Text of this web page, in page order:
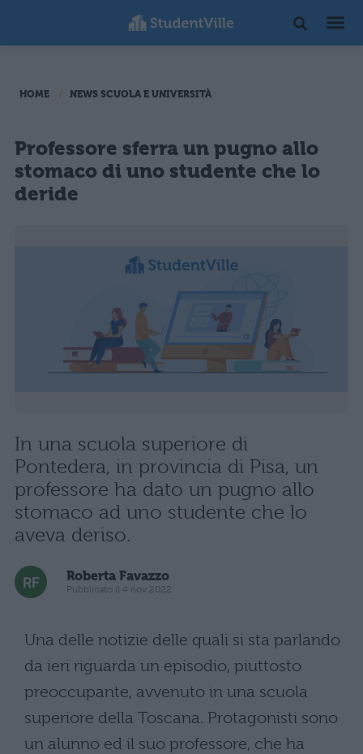
HOME NEWS SCUOLA E UNIVERSITÀ
Professore sferra un pugno allo
stomaco di uno studente che lo
deride
In una scuola superiore di
Pontedera, in provincia di Pisa, un
professore ha dato un pugno allo
stomaco ad uno studente che lo
aveva deriso.
Roberta Favazzo
Pubblicato il 4 nov 2022
Una delle notizie delle quali si sta parlando
da ieri riguarda un episodio, piuttosto
preoccupante, avvenuto in una scuola
superiore della Toscana. Protagonisti sono
un alunno ed il suo professore, che ha